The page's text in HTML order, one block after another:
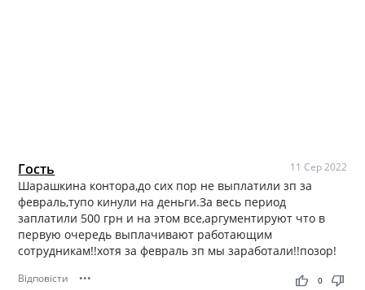
Гость 11 Сер 2022
Шарашкина контора,до сих пор не выплатили зп за
февраль,тупо кинули на деньги.За весь период
заплатили 500 грн и на этом все,аргументируют что в
первую очередь выплачивают работающим
сотрудникам!!хотя за февраль зп мы заработали!!позор!
Відповісти ••• thumb_up thumb_down
0